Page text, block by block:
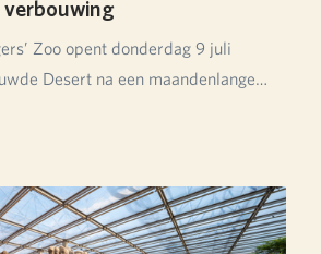
Zoo opent donderdag 9 juli
Desert na een maandenlange